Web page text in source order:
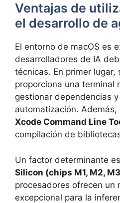
Ventajas de
el desarrollo de
El entorno de macOS es
desarrolladores de IA
técnicas. En primer lugar,
proporciona una terminal
gestionar dependencias
automatización.
Xcode Command Line
compilación de
Un factor determinante
Silicon (chips M1, M2,
procesadores ofrecen un
excepcional para la